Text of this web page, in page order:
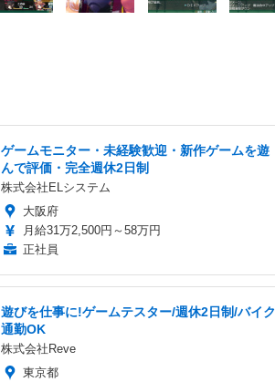
ゲームモニター・未経験歓迎・新作ゲームを遊
んで評価・完全週休2日制
株式会社ELシステム
大阪府
月給31万2,500円～58万円
正社員
遊びを仕事に!ゲームテスター/週休2日制/バイク
通勤OK
株式会社Reve
東京都